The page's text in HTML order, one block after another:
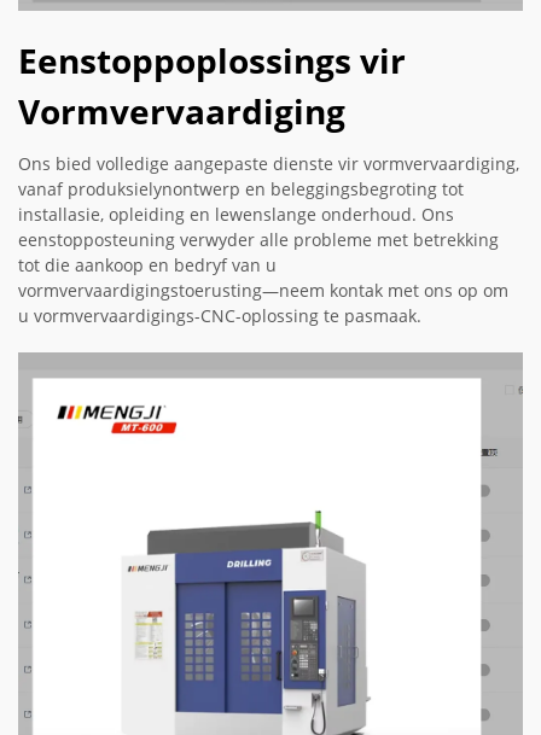
Eenstoppoplossings vir
Vormvervaardiging
Ons bied volledige aangepaste dienste vir vormvervaardiging,
vanaf produksielynontwerp en beleggingsbegroting tot
installasie, opleiding en lewenslange onderhoud. Ons
eenstopposteuning verwyder alle probleme met betrekking
tot die aankoop en bedryf van u
vormvervaardigingstoerusting—neem kontak met ons op om
u vormvervaardigings-CNC-oplossing te pasmaak.